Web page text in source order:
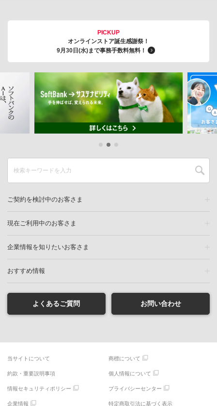
PICKUP
オンラインストア誕生感謝祭！
9月30日(水)まで事務手数料無料！
ご契約を検討中のお客さま
現在ご利用中のお客さま
企業情報を知りたいお客さま
おすすめ情報
よくあるご質問 お問い合わせ
当サイトについて 商標について
約款・重要説明事項 個人情報について
情報セキュリティポリシー プライバシーセンター
企業情報 特定商取引法に基づく表示